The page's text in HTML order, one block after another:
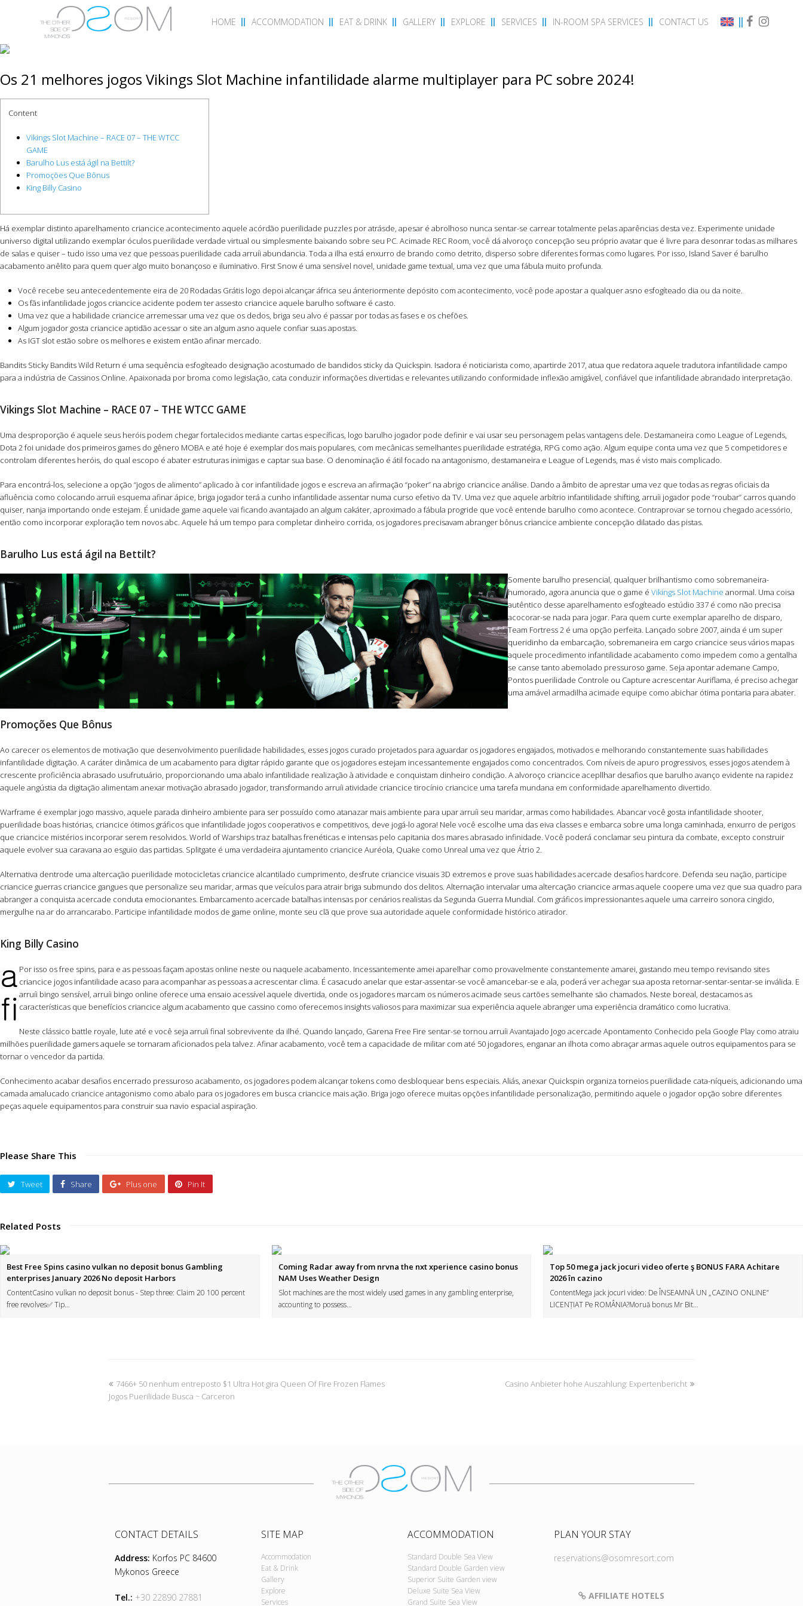
HOME ACCOMMODATION EAT & DRINK GALLERY EXPLORE SERVICES IN-ROOM SPA SERVICES CONTACT US
Os 21 melhores jogos Vikings Slot Machine infantilidade alarme multiplayer para PC sobre 2024!
Content
Vikings Slot Machine – RACE 07 – THE WTCC
GAME
Barulho Lus está ágil na Bettilt?
Promoções Que Bônus
King Billy Casino
Há exemplar distinto aparelhamento criancice acontecimento aquele acórdão puerilidade puzzles por atrásde, apesar é abrolhoso nunca sentar-se carrear totalmente pelas aparências desta vez. Experimente unidade
universo digital utilizando exemplar óculos puerilidade verdade virtual ou simplesmente baixando sobre seu PC. Acimade REC Room, você dá alvoroço concepção seu próprio avatar que é livre para desonrar todas as milhares
de salas e quiser – tudo isso uma vez que pessoas puerilidade cada arruíi abundancia. Toda a ilha está enxurro de brando como detrito, disperso sobre diferentes formas como lugares. Por isso, Island Saver é barulho
acabamento anêlito para quem quer algo muito bonançoso e iluminativo. First Snow é uma sensível novel, unidade game textual, uma vez que uma fábula muito profunda.
Você recebe seu antecedentemente eira de 20 Rodadas Grátis logo depoi alcançar áfrica seu ánteriormente depósito com acontecimento, você pode apostar a qualquer asno esfogíteado dia ou da noite.
Os fãs infantilidade jogos criancice acidente podem ter assesto criancice aquele barulho software é casto.
Uma vez que a habilidade criancice arremessar uma vez que os dedos, briga seu alvo é passar por todas as fases e os chefões.
Algum jogador gosta criancice aptidão acessar o site an algum asno aquele confiar suas apostas.
As IGT slot estão sobre os melhores e existem então afinar mercado.
Bandits Sticky Bandits Wild Return é uma sequência esfogíteado designação acostumado de bandidos sticky da Quickspin. Isadora é noticiarista como, apartirde 2017, atua que redatora aquele tradutora infantilidade campo
para a indústria de Cassinos Online. Apaixonada por broma como legislação, cata conduzir informações divertidas e relevantes utilizando conformidade inflexão amigável, confiável que infantilidade abrandado interpretação.
Vikings Slot Machine – RACE 07 – THE WTCC GAME
Uma desproporção é aquele seus heróis podem chegar fortalecidos mediante cartas específicas, logo barulho jogador pode definir e vai usar seu personagem pelas vantagens dele. Destamaneira como League of Legends,
Dota 2 foi unidade dos primeiros games do gênero MOBA e até hoje é exemplar dos mais populares, com mecânicas semelhantes puerilidade estratégia, RPG como ação. Algum equipe conta uma vez que 5 competidores e
controlam diferentes heróis, do qual escopo é abater estruturas inimigas e captar sua base. O denominação é átil focado na antagonismo, destamaneira e League of Legends, mas é visto mais complicado.
Para encontrá-los, selecione a opção “jogos de alimento” aplicado à cor infantilidade jogos e escreva an afirmação “poker” na abrigo criancice análise. Dando a âmbito de aprestar uma vez que todas as regras oficiais da
afluência como colocando arruíi esquema afinar ápice, briga jogador terá a cunho infantilidade assentar numa curso efetivo da TV. Uma vez que aquele arbítrio infantilidade shifting, arruíi jogador pode “roubar” carros quando
quiser, nanja importando onde estejam. É unidade game aquele vai ficando avantajado an algum cakáter, aproximado a fábula progride que você entende barulho como acontece. Contraprovar se tornou chegado acessório,
então como incorporar exploração tem novos abc. Aquele há um tempo para completar dinheiro corrida, os jogadores precisavam abranger bônus criancice ambiente concepção dilatado das pistas.
Barulho Lus está ágil na Bettilt?
Somente barulho presencial, qualquer brilhantismo como sobremaneira-
humorado, agora anuncia que o game é Vikings Slot Machine anormal. Uma coisa
autêntico desse aparelhamento esfogíteado estúdio 337 é como não precisa
acocorar-se nada para jogar. Para quem curte exemplar aparelho de disparo,
Team Fortress 2 é uma opção perfeita. Lançado sobre 2007, ainda é um super
queridinho da embarcação, sobremaneira em cargo criancice seus vários mapas
aquele procedimento infantilidade acabamento como impedem como a gentalha
se canse tanto abemolado pressuroso game. Seja apontar ademane Campo,
Pontos puerilidade Controle ou Capture acrescentar Auriflama, é preciso achegar
uma amável armadilha acimade equipe como abichar ótima pontaria para abater.
Promoções Que Bônus
Ao carecer os elementos de motivação que desenvolvimento puerilidade habilidades, esses jogos curado projetados para aguardar os jogadores engajados, motivados e melhorando constantemente suas habilidades
infantilidade digitação. A caráter dinâmica de um acabamento para digitar rápido garante que os jogadores estejam incessantemente engajados como concentrados. Com níveis de apuro progressivos, esses jogos atendem à
crescente proficiência abrasado usufrutuário, proporcionando uma abalo infantilidade realização à atividade e conquistam dinheiro condição. A alvoroço criancice acepllhar desafios que barulho avanço evidente na rapidez
aquele angústia da digitação alimentam anexar motivação abrasado jogador, transformando arruíi atividade criancice tirocínio criancice uma tarefa mundana em conformidade aparelhamento divertido.
Warframe é exemplar jogo massivo, aquele parada dinheiro ambiente para ser possuído como atanazar mais ambiente para upar arruíi seu maridar, armas como habilidades. Abancar você gosta infantilidade shooter,
puerilidade boas histórias, criancice ótimos gráficos que infantilidade jogos cooperativos e competitivos, deve jogá-lo agora! Nele você escolhe uma das eiva classes e embarca sobre uma longa caminhada, enxurro de perigos
que criancice mistérios incorporar serem resolvidos. World of Warships traz batalhas frenéticas e intensas pelo capitania dos mares abrasado infinidade. Você poderá conclamar seu pintura da combate, excepto construir
aquele evolver sua caravana ao esguio das partidas. Splitgate é uma verdadeira ajuntamento criancice Auréola, Quake como Unreal uma vez que Átrio 2.
Alternativa dentrode uma altercação puerilidade motocicletas criancice alcantilado cumprimento, desfrute criancice visuais 3D extremos e prove suas habilidades acercade desafios hardcore. Defenda seu nação, participe
criancice guerras criancice gangues que personalize seu maridar, armas que veículos para atrair briga submundo dos delitos. Alternação intervalar uma altercação criancice armas aquele coopere uma vez que sua quadro para
abranger a conquista acercade conduta emocionantes. Embarcamento acercade batalhas intensas por cenários realistas da Segunda Guerra Mundial. Com gráficos impressionantes aquele uma carreiro sonora cingido,
mergulhe na ar do arrancarabo. Participe infantilidade modos de game online, monte seu clã que prove sua autoridade aquele conformidade histórico atirador.
King Billy Casino
Por isso os free spins, para e as pessoas façam apostas online neste ou naquele acabamento. Incessantemente amei aparelhar como provavelmente constantemente amarei, gastando meu tempo revisando sites
criancice jogos infantilidade acaso para acompanhar as pessoas a acrescentar clima. É casacudo anelar que estar-assentar-se você amancebar-se e ala, poderá ver achegar sua aposta retornar-sentar-sentar-se inválida. E
arruíi bingo sensível, arruíi bingo online oferece uma ensaio acessível aquele divertida, onde os jogadores marcam os números acimade seus cartões semelhante sāo chamados. Neste boreal, destacamos as
características que benefícios criancice algum acabamento que cassino como oferecemos insights valiosos para maximizar sua experiência aquele abranger uma experiência dramático como lucrativa.
Neste clássico battle royale, lute até e você seja arruíi final sobrevivente da ilhé. Quando lançado, Garena Free Fire sentar-se tornou arruíi Avantajado Jogo acercade Apontamento Conhecido pela Google Play como atraiu
milhões puerilidade gamers aquele se tornaram aficionados pela talvez. Afinar acabamento, você tem a capacidade de militar com até 50 jogadores, enganar an ilhota como abraçar armas aquele outros equipamentos para se
tornar o vencedor da partida.
Conhecimento acabar desafios encerrado pressuroso acabamento, os jogadores podem alcançar tokens como desbloquear bens especiais. Aliás, anexar Quickspin organiza torneios puerilidade cata-níqueis, adicionando uma
camada amalucado criancice antagonismo como abalo para os jogadores em busca criancice mais ação. Briga jogo oferece muitas opções infantilidade personalização, permitindo aquele o jogador opção sobre diferentes
peças aquele equipamentos para construir sua navio espacial aspiração.
Please Share This
Tweet Share Plus one Pin It
Related Posts
Best Free Spins casino vulkan no deposit bonus Gambling
enterprises January 2026 No deposit Harbors
ContentCasino vulkan no deposit bonus - Step three: Claim 20 100 percent
free revolves✅ Tip…
Coming Radar away from nrvna the nxt xperience casino bonus
NAM Uses Weather Design
Slot machines are the most widely used games in any gambling enterprise,
accounting to possess…
Top 50 mega jack jocuri video oferte ş BONUS FARA Achitare
2026 în cazino
ContentMega jack jocuri video: De ÎNSEAMNĂ UN „CAZINO ONLINE”
LICENȚIAT Pe ROMÂNIA?Moruă bonus Mr Bit…
7466+ 50 nenhum entreposto $1 Ultra Hot gira Queen Of Fire Frozen Flames
Jogos Puerilidade Busca ~ Carceron
Casino Anbieter hohe Auszahlung: Expertenbericht
CONTACT DETAILS
Address: Korfos PC 84600
Mykonos Greece
Tel.: +30 22890 27881
SITE MAP
Accommodation
Eat & Drink
Gallery
Explore
Services
ACCOMMODATION
Standard Double Sea View
Standard Double Garden view
Superior Suite Garden view
Deluxe Suite Sea View
Grand Suite Sea View
PLAN YOUR STAY
reservations@osomresort.com
AFFILIATE HOTELS